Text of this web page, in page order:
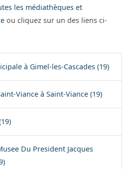
les médiathèques et
ou cliquez sur un des liens ci-
à Gimel-les-Cascades (19)
Viance à Saint-Viance (19)
Du President Jacques